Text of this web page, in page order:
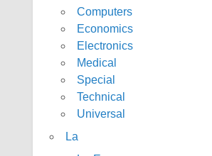
Computers
Economics
Electronics
Medical
Special
Technical
Universal
La